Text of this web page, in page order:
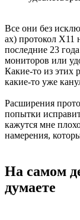
Все они без
ах) протокол X11
последние 23
мониторов или
Какие-то из этих
какие-то уже
Расширения
попытки
кажутся мне
намерения,
На самом
думаете